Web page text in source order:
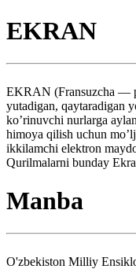
EKRAN
EKRAN (Fransuzcha —
yutadigan, qaytaradigan
ko’rinuvchi nurlarga
himoya qilish uchun
ikkilamchi elektron
Qurilmalarni bunday
Manba
O'zbekiston Milliy